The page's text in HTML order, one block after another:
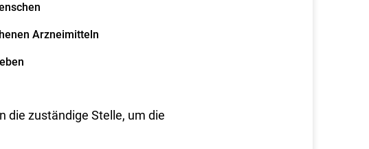
Arzneimitteln
die zuständige Stelle, um die